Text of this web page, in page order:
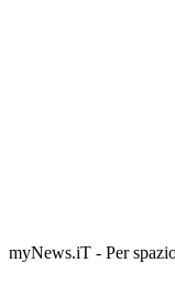
myNews.iT - Per